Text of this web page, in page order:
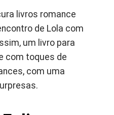
livros romance
de Lola com
um livro para
com toques de
com uma